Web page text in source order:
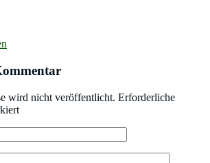
wird nicht veröffentlicht. Erforderliche